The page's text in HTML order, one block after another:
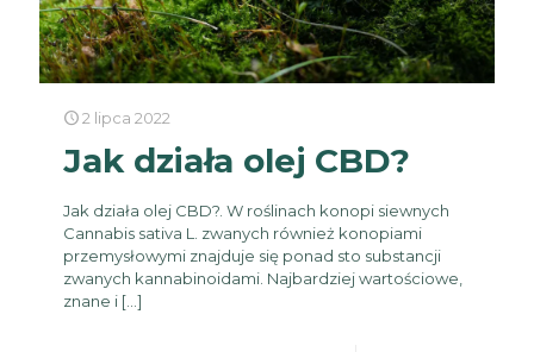
2 lipca 2022
Jak działa olej CBD?
Jak działa olej CBD?. W roślinach konopi siewnych
Cannabis sativa L. zwanych również konopiami
przemysłowymi znajduje się ponad sto substancji
zwanych kannabinoidami. Najbardziej wartościowe,
znane i […]